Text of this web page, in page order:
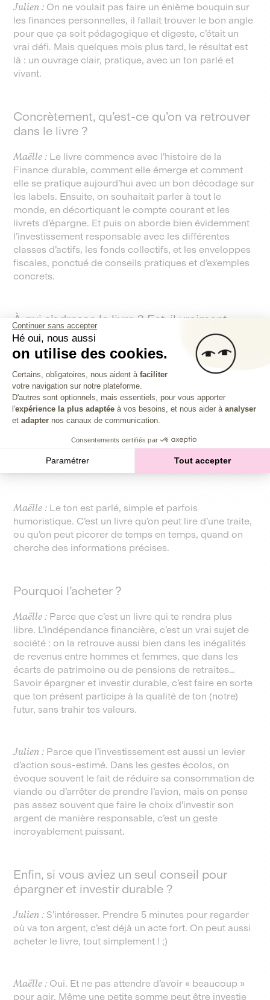
Julien : On ne voulait pas faire un énième bouquin sur
les finances personnelles, il fallait trouver le bon angle
pour que ça soit pédagogique et digeste, c’était un
vrai défi. Mais quelques mois plus tard, le résultat est
là : un ouvrage clair, pratique, avec un ton parlé et
vivant.
Concrètement, qu’est-ce qu’on va retrouver
dans le livre ?
Maëlle : Le livre commence avec l’histoire de la
Finance durable, comment elle émerge et comment
elle se pratique aujourd’hui avec un bon décodage sur
les labels. Ensuite, on souhaitait parler à tout le
monde, en décortiquant le compte courant et les
livrets d’épargne. Et puis on aborde bien évidemment
l’investissement responsable avec les différentes
classes d’actifs, les fonds collectifs, et les enveloppes
fiscales, ponctué de conseils pratiques et d’exemples
concrets.
À qui s’adresse le livre ? Est-il vraiment
accessible au grand public ?
Julien :Oui, complètement. On a voulu balayer tout le
paysage de l’épargne et de l’investissement — du
compte courant à l’assurance-vie, en passant par
l’immobilier, la bourse et l’investissement non coté.
Donc, clairement, 99 % des gens sont concernés.
C’est un livre qui s’adresse aussi bien aux personnes
qui n’ont aucune base en Finance, qu’à des
investisseur•es plus expérimenté•es ou des
professionnel•les en gestion de patrimoine.
Maëlle : Le ton est parlé, simple et parfois
humoristique. C’est un livre qu’on peut lire d’une traite,
ou qu’on peut picorer de temps en temps, quand on
cherche des informations précises.
Pourquoi l’acheter ?
Maëlle : Parce que c’est un livre qui te rendra plus
libre. L’indépendance financière, c’est un vrai sujet de
société : on la retrouve aussi bien dans les inégalités
de revenus entre hommes et femmes, que dans les
écarts de patrimoine ou de pensions de retraites…
Savoir épargner et investir durable, c’est faire en sorte
que ton présent participe à la qualité de ton (notre)
futur, sans trahir tes valeurs.
Julien : Parce que l’investissement est aussi un levier
d’action sous-estimé. Dans les gestes écolos, on
évoque souvent le fait de réduire sa consommation de
viande ou d’arrêter de prendre l’avion, mais on pense
pas assez souvent que faire le choix d’investir son
argent de manière responsable, c’est un geste
incroyablement puissant.
Enfin, si vous aviez un seul conseil pour
épargner et investir durable ?
Julien : S’intéresser. Prendre 5 minutes pour regarder
où va ton argent, c’est déjà un acte fort. On peut aussi
acheter le livre, tout simplement ! ;)
Maëlle : Oui. Et ne pas attendre d’avoir « beaucoup »
pour agir. Même une petite somme peut être investie
Continuer sans accepter
Hé oui, nous aussi
on utilise des cookies.
Plateforme de Gestion du
Certains, obligatoires, nous aident à faciliter
votre navigation sur notre plateforme.
D'autres sont optionnels, mais essentiels, pour vous apporter
l'expérience la plus adaptée à vos besoins, et nous aider à analyser
et adapter nos canaux de communication.
Consentements certifiés par
Paramétrer Tout accepter
Axeptio consent